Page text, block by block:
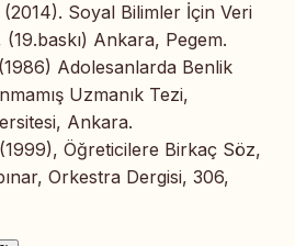
Soyal Bilimler İçin Veri
(19.baskı) Ankara, Pegem.
Adolesanlarda Benlik
Uzmanık Tezi,
Ankara.
Öğreticilere Birkaç Söz,
Orkestra Dergisi, 306,